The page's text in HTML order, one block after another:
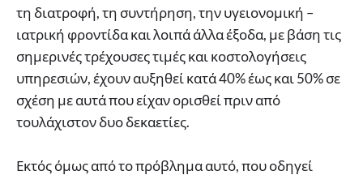
τη διατροφή, τη συντήρηση, την υγειονομική –
ιατρική φροντίδα και λοιπά άλλα έξοδα, με βάση τις
σημερινές τρέχουσες τιμές και κοστολογήσεις
υπηρεσιών, έχουν αυξηθεί κατά 40% έως και 50% σε
σχέση με αυτά που είχαν ορισθεί πριν από
τουλάχιστον δυο δεκαετίες.
Εκτός όμως από το πρόβλημα αυτό, που οδηγεί